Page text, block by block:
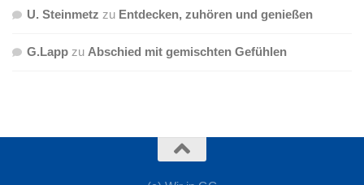
U. Steinmetz zu Entdecken, zuhören und genießen
G.Lapp zu Abschied mit gemischten Gefühlen